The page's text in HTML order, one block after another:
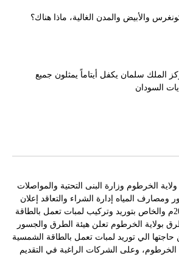
والأبيض والمدن الغالية، ماذا هناك؟
الملك سلمان يكفل أيتاماً يمثلون جميع
السودان
2025/6/25م ولاية الخرطوم وزارة البنى التحتية والمواصلات
ومصارف المياه إدارة الشراء والتعاقد إعلان
عطاء (6) للعام 2025م والخاص بتوريد وتركيب لمبات تعمل بالطاقة
بولاية الخرطوم تعلن هيئة الطرق والجسور
الي توريد لمبات تعمل بالطاقة الشمسية
الخرطوم، وعلى الشركات الراغبة في التقديم